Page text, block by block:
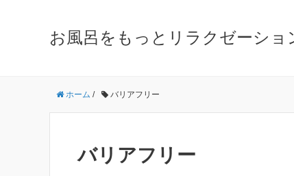
お風呂をもっとリラクゼーショ
ホーム / バリアフリー
バリアフリー